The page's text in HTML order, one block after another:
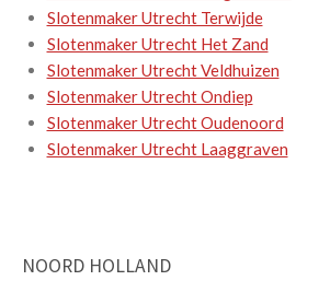
Slotenmaker Utrecht Terwijde
Slotenmaker Utrecht Het Zand
Slotenmaker Utrecht Veldhuizen
Slotenmaker Utrecht Ondiep
Slotenmaker Utrecht Oudenoord
Slotenmaker Utrecht Laaggraven
NOORD HOLLAND